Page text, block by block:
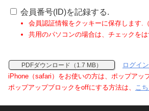
会員番号(ID)を記録する.
会員認証情報をクッキーに保存します.
共用のパソコンの場合は、チェックをは
PDFダウンロード（1.7 MB）
ログイ
iPhone（safari）をお使いの方は、ポップアッ
ポップアップブロックをoffにする方法は、 こ